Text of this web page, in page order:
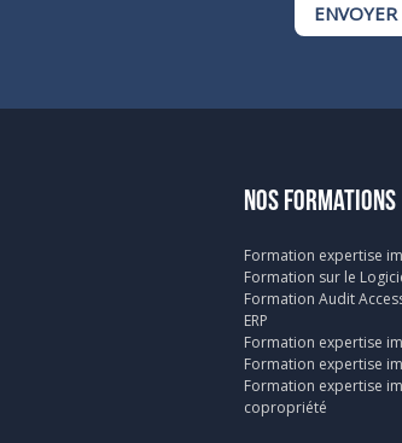
ENVOYER
NOS FORMATIONS
Formation expertise
Formation sur le
Formation Audit
ERP
Formation expertise
Formation expertise
Formation expertise
copropriété